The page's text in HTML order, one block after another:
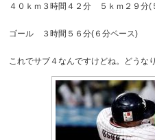
４０ｋｍ３時間４２分 ５ｋｍ２９分(
ゴール ３時間５６分(６分ペース)
これでサブ４なんですけどね。どうなり